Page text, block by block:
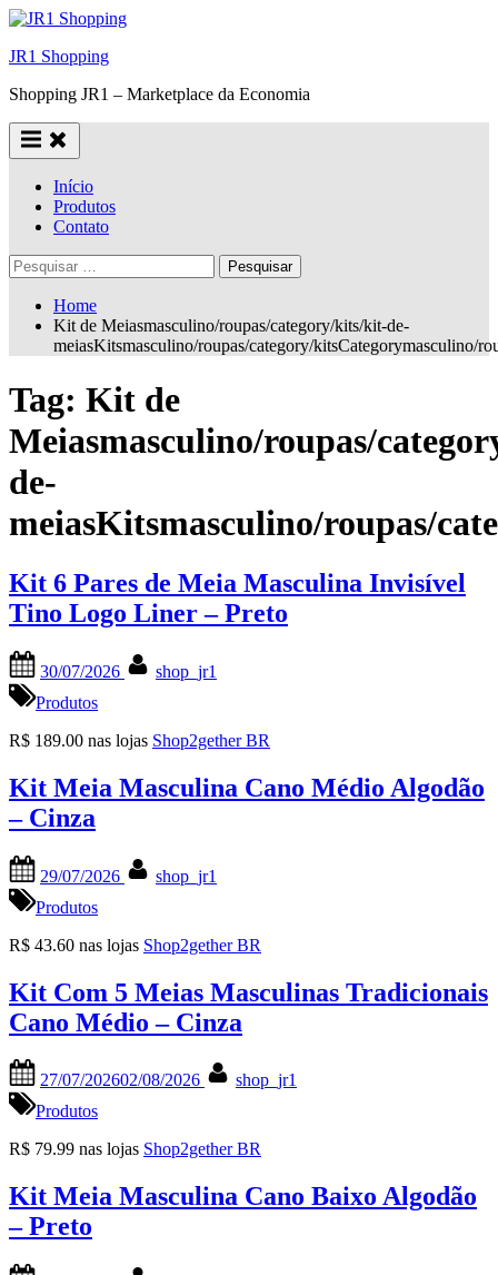
Skip
content
JR1 Shopping
Shopping JR1 – Marketplace da Economia
Início
Produtos
Contato
Pesquisar
por:
Home
Kit de Meiasmasculino/roupas/category/kits/kit-de-
meiasKitsmasculino/roupas/category/kitsCategorymasculino/
Tag: Kit de
Meiasmasculino/roupas/
de-
meiasKitsmasculino/roupas/
Kit 6 Pares de Meia Masculina Invisível
Tino Logo Liner – Preto
on
30/07/2026
shop_jr1
Produtos
R$ 189.00 nas lojas Shop2gether BR
Kit Meia Masculina Cano Médio Algodão
– Cinza
on
29/07/2026
shop_jr1
Produtos
R$ 43.60 nas lojas Shop2gether BR
Kit Com 5 Meias Masculinas Tradicionais
Cano Médio – Cinza
on
27/07/202602/08/2026
shop_jr1
Produtos
R$ 79.99 nas lojas Shop2gether BR
Kit Meia Masculina Cano Baixo Algodão
– Preto